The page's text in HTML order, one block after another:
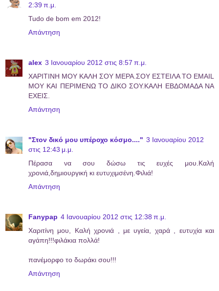
2:39 π.μ.
Tudo de bom em 2012!
Απάντηση
alex 3 Ιανουαρίου 2012 στις 8:57 π.μ.
ΧΑΡΙΤΙΝΗ ΜΟΥ ΚΑΛΗ ΣΟΥ ΜΕΡΑ.ΣΟΥ ΕΣΤΕΙΛΑ ΤΟ EMAIL
ΜΟΥ ΚΑΙ ΠΕΡΙΜΕΝΩ ΤΟ ΔΙΚΟ ΣΟΥ.ΚΑΛΗ ΕΒΔΟΜΑΔΑ ΝΑ
ΕΧΕΙΣ.
Απάντηση
"Στον δικό μου υπέροχο κόσμο...." 3 Ιανουαρίου 2012
στις 12:43 μ.μ.
Πέρασα να σου δώσω τις ευχές μου.Καλή
χρονιά,δημιουργική κι ευτυχιμσένη.Φιλιά!
Απάντηση
Fanypap 4 Ιανουαρίου 2012 στις 12:38 π.μ.
Χαριτίνη μου, Καλή χρονιά , με υγεία, χαρά , ευτυχία και
αγάπη!!!φιλάκια πολλά!
πανέμορφο το δωράκι σου!!!
Απάντηση